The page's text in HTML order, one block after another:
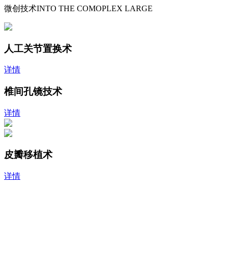
微创技术INTO THE COMOPLEX LARGE
人工关节置换术
详情
椎间孔镜技术
详情
皮瓣移植术
详情